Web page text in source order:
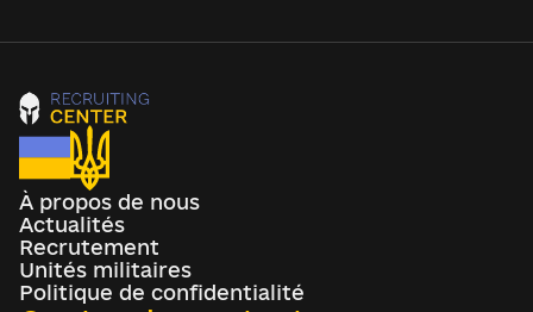
À propos de nous
Actualités
Recrutement
Unités militaires
Politique de confidentialité